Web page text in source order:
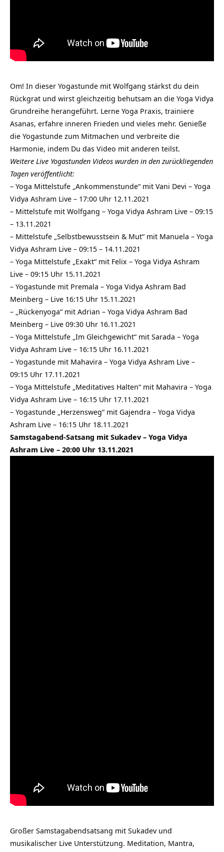
Om! In dieser Yogastunde mit Wolfgang stärkst du dein
Rückgrat und wirst gleichzeitig behutsam an die Yoga Vidya
Grundreihe herangeführt. Lerne Yoga Praxis, trainiere
Asanas, erfahre inneren Frieden und vieles mehr. Genieße
die Yogastunde zum Mitmachen und verbreite die
Harmonie, indem Du das Video mit anderen teilst.
Weitere Live Yogastunden Videos wurden in den zurückliegenden
Tagen veröffentlicht:
– Yoga Mittelstufe „Ankommenstunde“ mit Vani Devi – Yoga
Vidya Ashram Live – 17:00 Uhr 12.11.2021
– Mittelstufe mit Wolfgang – Yoga Vidya Ashram Live – 09:15
– 13.11.2021
– Mittelstufe „Selbstbewusstsein & Mut“ mit Manuela – Yoga
Vidya Ashram Live – 09:15 – 14.11.2021
– Yoga Mittelstufe „Exakt“ mit Felix – Yoga Vidya Ashram
Live – 09:15 Uhr 15.11.2021
– Yogastunde mit Premala – Yoga Vidya Ashram Bad
Meinberg – Live 16:15 Uhr 15.11.2021
– „Rückenyoga“ mit Adrian – Yoga Vidya Ashram Bad
Meinberg – Live 09:30 Uhr 16.11.2021
– Yoga Mittelstufe „Im Gleichgewicht“ mit Sarada – Yoga
Vidya Ashram Live – 16:15 Uhr 16.11.2021
– Yogastunde mit Mahavira – Yoga Vidya Ashram Live –
09:15 Uhr 17.11.2021
– Yoga Mittelstufe „Meditatives Halten“ mit Mahavira – Yoga
Vidya Ashram Live – 16:15 Uhr 17.11.2021
– Yogastunde „Herzensweg“ mit Gajendra – Yoga Vidya
Ashram Live – 16:15 Uhr 18.11.2021
Samstagabend-Satsang mit Sukadev – Yoga Vidya
Ashram Live – 20:00 Uhr 13.11.2021
Großer Samstagabendsatsang mit Sukadev und
musikalischer Live Unterstützung. Meditation, Mantra,